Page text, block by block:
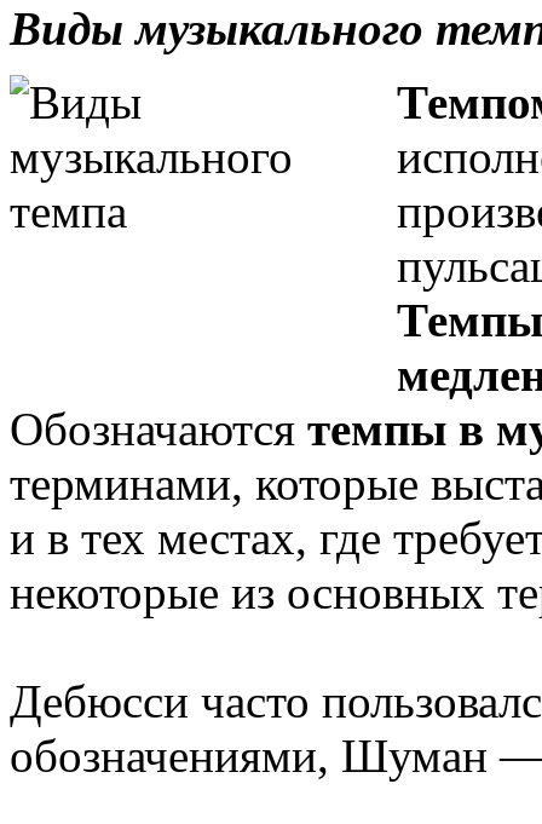
Виды музыкального
Темпы
Обозначаются темпы в
терминами, которые
и в тех местах, где
некоторые из основных
Дебюсси часто
обозначениями, Шуман